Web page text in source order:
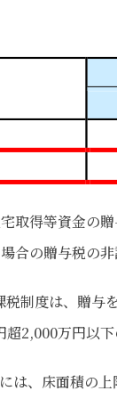
取得等資金の
合の贈与税の
制度は、贈与
2,000万円以下
は、床面積の